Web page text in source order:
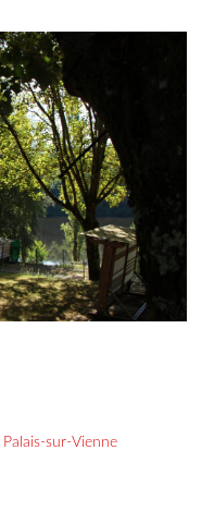
sur-Vienne